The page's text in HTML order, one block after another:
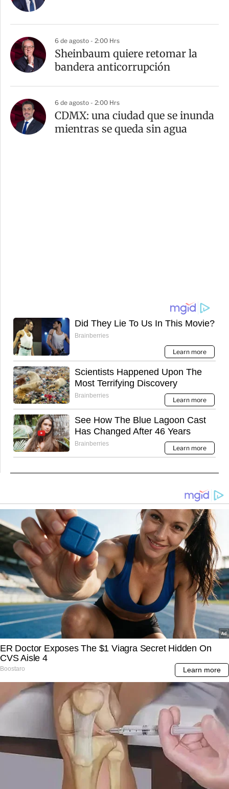
6 de agosto - 2:00 Hrs
Sheinbaum quiere retomar la
bandera anticorrupción
6 de agosto - 2:00 Hrs
CDMX: una ciudad que se inunda
mientras se queda sin agua